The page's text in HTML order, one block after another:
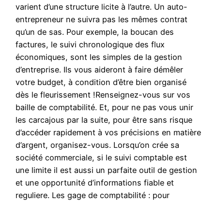
varient d’une structure licite à l’autre. Un auto-
entrepreneur ne suivra pas les mêmes contrat
qu’un de sas. Pour exemple, la boucan des
factures, le suivi chronologique des flux
économiques, sont les simples de la gestion
d’entreprise. Ils vous aideront à faire démêler
votre budget, à condition d’être bien organisé
dès le fleurissement !Renseignez-vous sur vos
baille de comptabilité. Et, pour ne pas vous unir
les carcajous par la suite, pour être sans risque
d’accéder rapidement à vos précisions en matière
d’argent, organisez-vous. Lorsqu’on crée sa
société commerciale, si le suivi comptable est
une limite il est aussi un parfaite outil de gestion
et une opportunité d’informations fiable et
reguliere. Les gage de comptabilité : pour